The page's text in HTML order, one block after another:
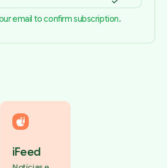
email to confirm subscription.
iFeed